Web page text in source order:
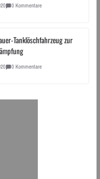
0 Kommentare
Tanklöschfahrzeug zur
0 Kommentare